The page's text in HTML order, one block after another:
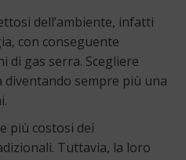
dell’ambiente, infatti
con conseguente
di gas serra. Scegliere
diventando sempre più una
più costosi dei
Tuttavia, la loro